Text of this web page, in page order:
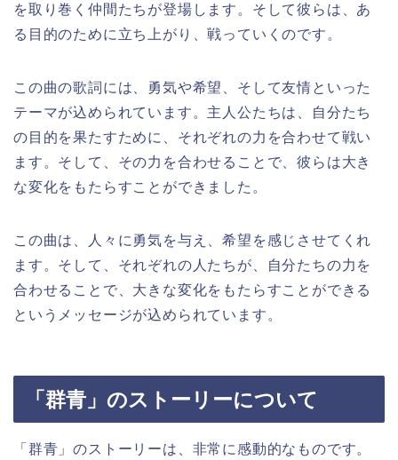
を取り巻く仲間たちが登場します。そして彼らは、あ
る目的のために立ち上がり、戦っていくのです。
この曲の歌詞には、勇気や希望、そして友情といった
テーマが込められています。主人公たちは、自分たち
の目的を果たすために、それぞれの力を合わせて戦い
ます。そして、その力を合わせることで、彼らは大き
な変化をもたらすことができました。
この曲は、人々に勇気を与え、希望を感じさせてくれ
ます。そして、それぞれの人たちが、自分たちの力を
合わせることで、大きな変化をもたらすことができる
というメッセージが込められています。
「群青」のストーリーについて
「群青」のストーリーは、非常に感動的なものです。